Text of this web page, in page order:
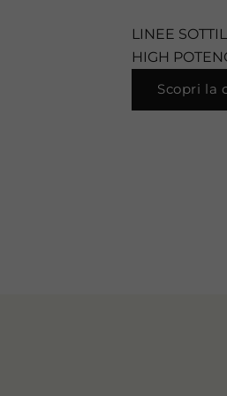
LINEE
HIGH
Scopri la